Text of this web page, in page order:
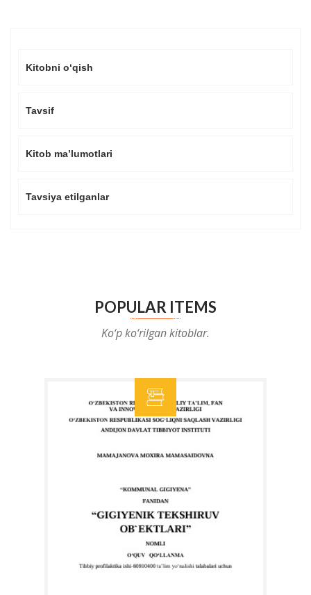
Kitobni o‘qish
Tavsif
Kitob ma’lumotlari
Tavsiya etilganlar
POPULAR ITEMS
Ko‘p ko‘rilgan kitoblar.